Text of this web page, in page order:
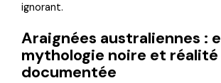
ignorant.
Araignées australiennes :
mythologie noire et réalité
documentée